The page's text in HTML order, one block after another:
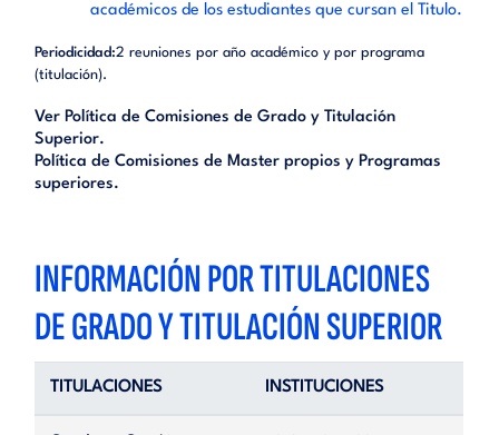
académicos de los estudiantes que cursan el Titulo.
Periodicidad:2 reuniones por año académico y por programa
(titulación).
Ver Política de Comisiones de Grado y Titulación
Superior.
Política de Comisiones de Master propios y Programas
superiores.
INFORMACIÓN POR TITULACIONES
DE GRADO Y TITULACIÓN SUPERIOR
TITULACIONES INSTITUCIONES